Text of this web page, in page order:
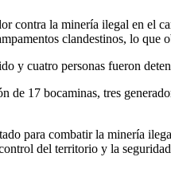
contra la minería ilegal en el
clandestinos, lo que
y cuatro personas fueron
de 17 bocaminas, tres
para combatir la minería
del territorio y la